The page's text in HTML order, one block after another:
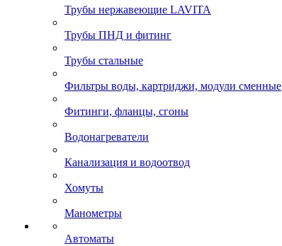
Трубы нержавеющие LAVITA
Трубы ПНД и фитинг
Трубы стальные
Фильтры воды, картриджи, модули сменные
Фитинги, фланцы, сгоны
Водонагреватели
Канализация и водоотвод
Хомуты
Манометры
Автоматы